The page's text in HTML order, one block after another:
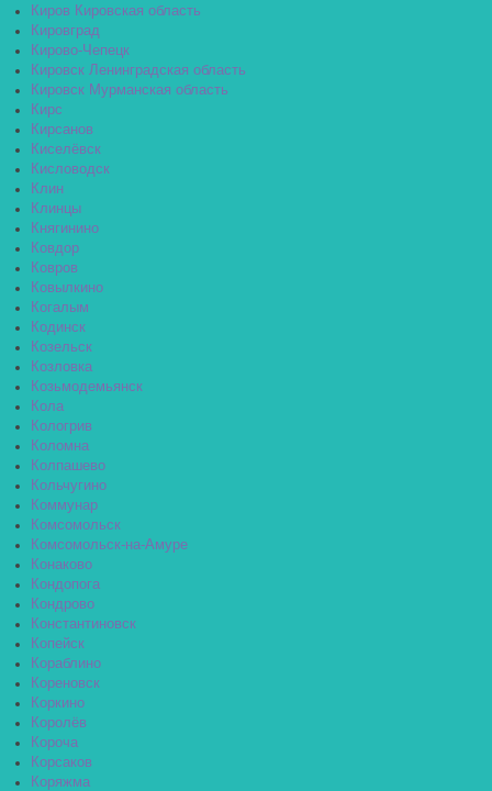
Киров Кировская область
Кировград
Кирово-Чепецк
Кировск Ленинградская область
Кировск Мурманская область
Кирс
Кирсанов
Киселёвск
Кисловодск
Клин
Клинцы
Княгинино
Ковдор
Ковров
Ковылкино
Когалым
Кодинск
Козельск
Козловка
Козьмодемьянск
Кола
Кологрив
Коломна
Колпашево
Кольчугино
Коммунар
Комсомольск
Комсомольск-на-Амуре
Конаково
Кондопога
Кондрово
Константиновск
Копейск
Кораблино
Кореновск
Коркино
Королёв
Короча
Корсаков
Коряжма